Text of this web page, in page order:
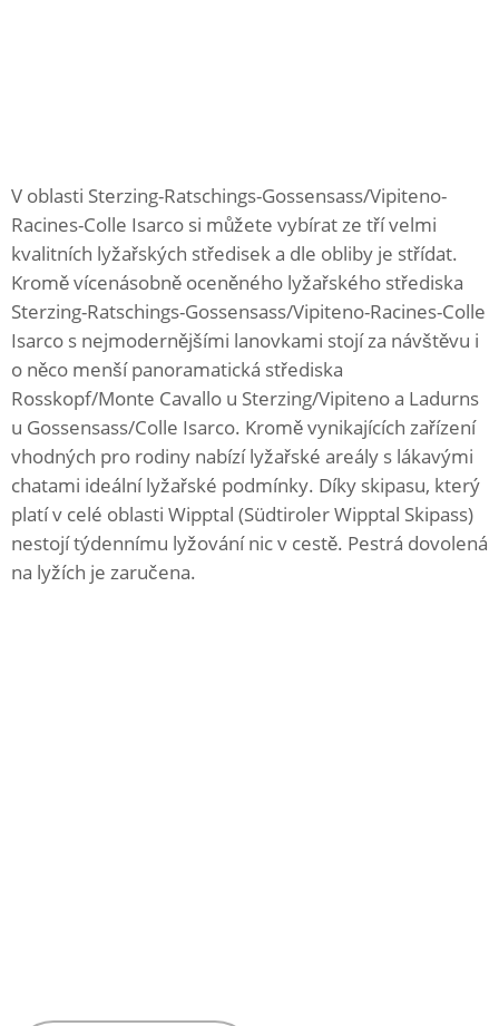
V oblasti Sterzing-Ratschings-Gossensass/Vipiteno-
Racines-Colle Isarco si můžete vybírat ze tří velmi
kvalitních lyžařských středisek a dle obliby je střídat.
Kromě vícenásobně oceněného lyžařského střediska
Sterzing-Ratschings-Gossensass/Vipiteno-Racines-Colle
Isarco s nejmodernějšími lanovkami stojí za návštěvu i
o něco menší panoramatická střediska
Rosskopf/Monte Cavallo u Sterzing/Vipiteno a Ladurns
u Gossensass/Colle Isarco. Kromě vynikajících zařízení
vhodných pro rodiny nabízí lyžařské areály s lákavými
chatami ideální lyžařské podmínky. Díky skipasu, který
platí v celé oblasti Wipptal (Südtiroler Wipptal Skipass)
nestojí týdennímu lyžování nic v cestě. Pestrá dovolená
na lyžích je zaručena.